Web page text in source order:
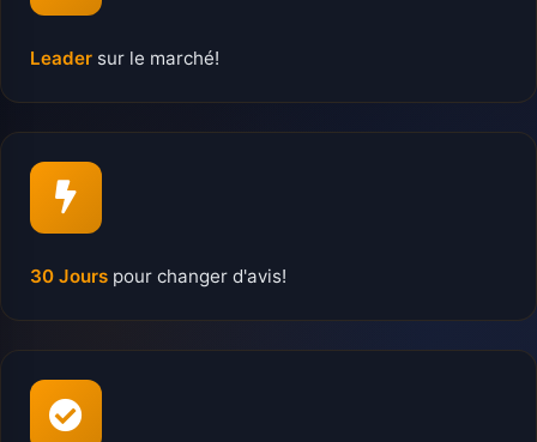
Leader sur le marché!
30 Jours pour changer d'avis!